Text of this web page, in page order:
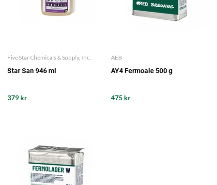
Five Star Chemicals & Supply, Inc.
Star San 946 ml
379 kr
AEB
AY4 Fermoale 500 g
475 kr